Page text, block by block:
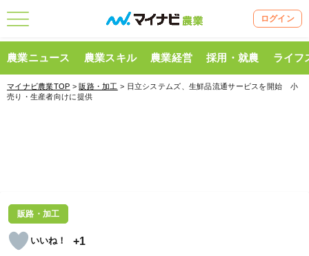
ログイン
農業ニュース 農業スキル 農業経営 採用・就農 ライフ
マイナビ農業TOP >販路・加工 > 日立システムズ、生鮮品流通サービスを開始 小
売り・生産者向けに提供
販路・加工
+1